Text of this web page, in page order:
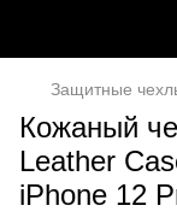
Защитные
Кожаный
Leather
iPhone 12